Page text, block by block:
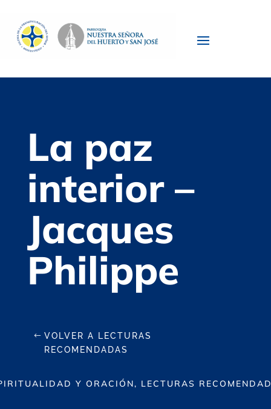
La paz
interior –
Jacques
Philippe
VOLVER A LECTURAS
RECOMENDADAS
Y ORACIÓN, LECTURAS